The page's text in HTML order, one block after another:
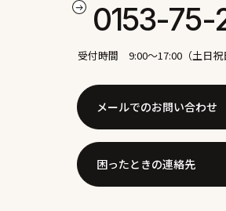
0153-75-
受付時間 9:00〜17:00（土日祝
メールでのお問い合わせ
困ったときの連絡先